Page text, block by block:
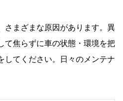
さまざまな原因があります。異
て焦らずに車の状態・環境を把
してください。日々のメンテナ